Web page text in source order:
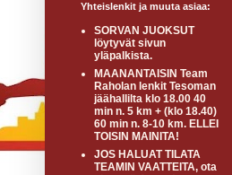
Yhteislenkit ja muuta asiaa:
SORVAN JUOKSUT
löytyvät sivun
yläpalkista.
MAANANTAISIN Team
Raholan lenkit Tesoman
jäähallilta klo 18.00 40
min n. 5 km + (klo 18.40)
60 min n. 8-10 km. ELLEI
TOISIN MAINITA!
JOS HALUAT TILATA
TEAMIN VAATTEITA, ota